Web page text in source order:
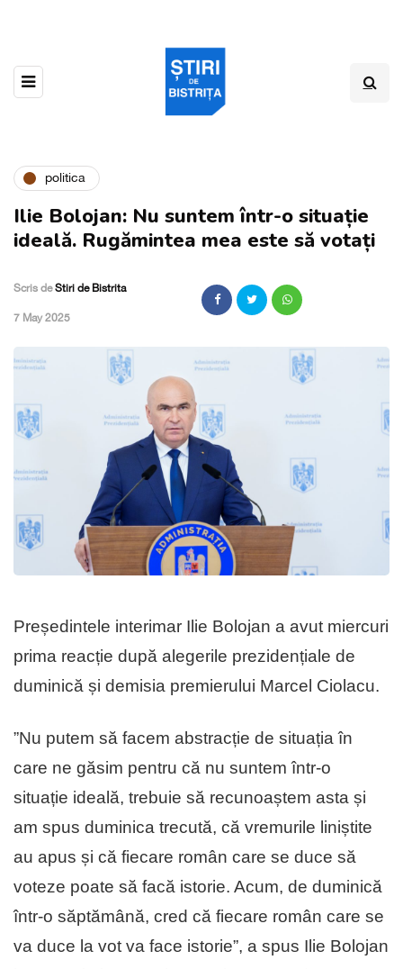
politica
Ilie Bolojan: Nu suntem într-o situație
ideală. Rugămintea mea este să votați
Scris deStiri de Bistrita
,7 May 2025
Președintele interimar Ilie Bolojan a avut miercuri
prima reacție după alegerile prezidențiale de
duminică și demisia premierului Marcel Ciolacu.
”Nu putem să facem abstracție de situația în
care ne găsim pentru că nu suntem într-o
situație ideală, trebuie să recunoaștem asta și
am spus duminica trecută, că vremurile liniștite
au apus și că fiecare român care se duce să
voteze poate să facă istorie. Acum, de duminică
într-o săptămână, cred că fiecare român care se
va duce la vot va face istorie”, a spus Ilie Bolojan